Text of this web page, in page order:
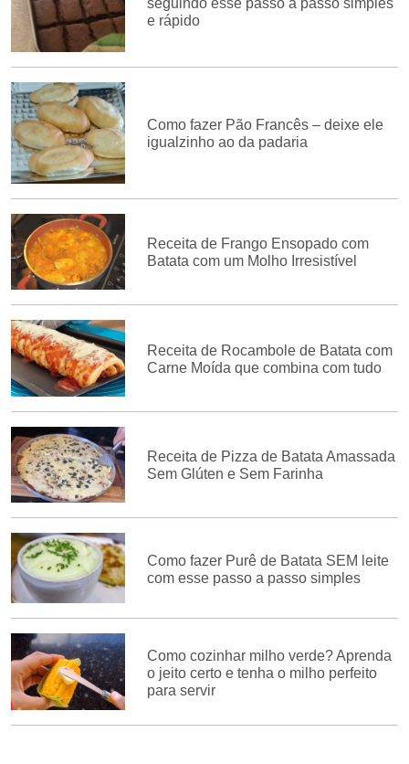
e rápido
Como fazer Pão Francês – deixe ele
igualzinho ao da padaria
Receita de Frango Ensopado com
Batata com um Molho Irresistível
Receita de Rocambole de Batata com
Carne Moída que combina com tudo
Receita de Pizza de Batata Amassada
Sem Glúten e Sem Farinha
Como fazer Purê de Batata SEM leite
com esse passo a passo simples
Como cozinhar milho verde? Aprenda
o jeito certo e tenha o milho perfeito
para servir